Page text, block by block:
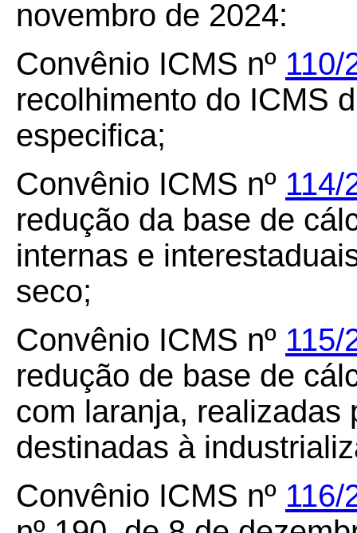
novembro de 2024:
Convênio ICMS nº 110/
recolhimento do ICMS
especifica;
Convênio ICMS nº 114/
redução da base de
internas e
seco;
Convênio ICMS nº 115/
redução de base de
com laranja, realizadas
destinadas à
Convênio ICMS nº 116/